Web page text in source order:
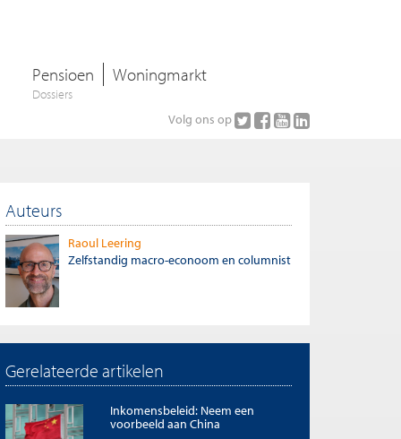
Pensioen Woningmarkt
Dossiers
Volg ons op
Auteurs
Raoul Leering
Zelfstandig macro-econoom en columnist
Gerelateerde artikelen
Inkomensbeleid: Neem een
voorbeeld aan China